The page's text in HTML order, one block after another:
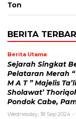
Ton
BERITA
Berita Utama
Sejarah Singkat
Pelataran Merah “
M A T ” Majelis
Sholawat’
Pondok Cabe,
Wednesday, 18 Sep 2024 -